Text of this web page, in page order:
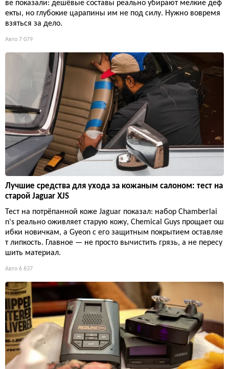
ве показали: дешёвые составы реально убирают мелкие деф
екты, но глубокие царапины им не под силу. Нужно вовремя
взяться за дело.
Авто 7 079
Лучшие средства для ухода за кожаным салоном: тест на
старой Jaguar XJS
Тест на потрёпанной коже Jaguar показал: набор Chamberlai
n's реально оживляет старую кожу, Chemical Guys прощает ош
ибки новичкам, а Gyeon с его защитным покрытием оставляе
т липкость. Главное — не просто вычистить грязь, а не пересу
шить материал.
Авто 6 637